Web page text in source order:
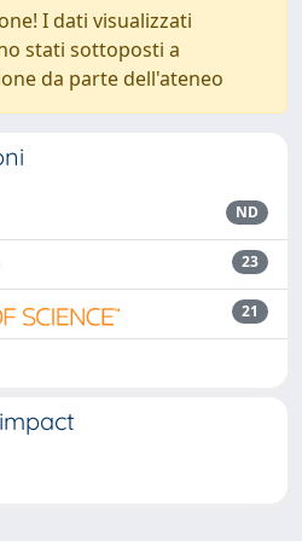
I dati visualizzati
stati sottoposti a
da parte dell'ateneo
ND
23
21